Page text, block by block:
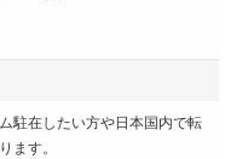
駐在したい方や日本国内で転
ます。